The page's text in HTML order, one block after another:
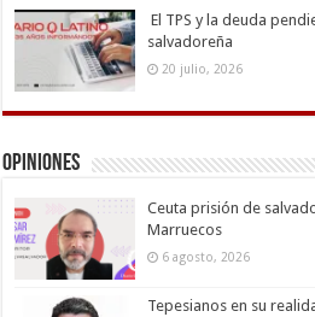
El TPS y la deuda
salvadoreña
20 julio, 2026
Opiniones
Ceuta prisión de
Marruecos
6 agosto, 2026
Tepesianos en su